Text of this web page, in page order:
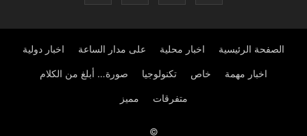
الصفحة الرئيسية اخبار محلية على مدار الساعة اخبار دولية
اخبار مهمة خاص تكنولوجيا صورة… أبلغ من الكلام
متفرقات مميز
©